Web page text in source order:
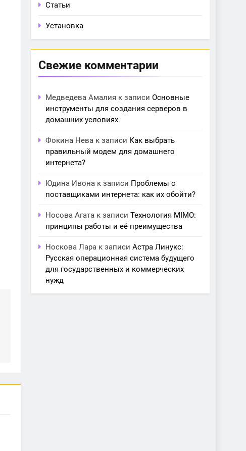
Статьи
Установка
Свежие комментарии
Медведева Амалия к записи Основные
инструменты для создания серверов в
домашних условиях
Фокина Нева к записи Как выбрать
правильный модем для домашнего
интернета?
Юдина Ивона к записи Проблемы с
поставщиками интернета: как их обойти?
Носова Агата к записи Технология MIMO:
принципы работы и её преимущества
Носкова Лара к записи Астра Линукс:
Русская операционная система будущего
для государственных и коммерческих
нужд